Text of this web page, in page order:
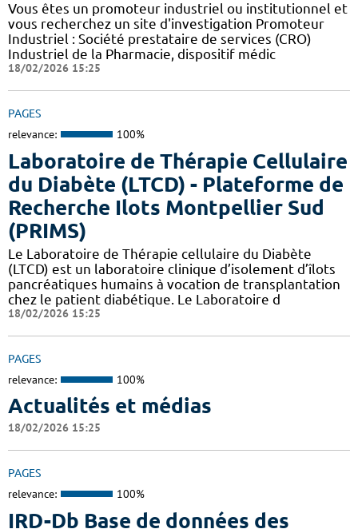
Vous êtes un promoteur industriel ou institutionnel et
vous recherchez un site d'investigation Promoteur
Industriel : Société prestataire de services (CRO)
Industriel de la Pharmacie, dispositif médic
18/02/2026 15:25
PAGES
relevance: 100%
Laboratoire de Thérapie Cellulaire
du Diabète (LTCD) - Plateforme de
Recherche Ilots Montpellier Sud
(PRIMS)
Le Laboratoire de Thérapie cellulaire du Diabète
(LTCD) est un laboratoire clinique d’isolement d’îlots
pancréatiques humains à vocation de transplantation
chez le patient diabétique. Le Laboratoire d
18/02/2026 15:25
PAGES
relevance: 100%
Actualités et médias
18/02/2026 15:25
PAGES
relevance: 100%
IRD-Db Base de données des